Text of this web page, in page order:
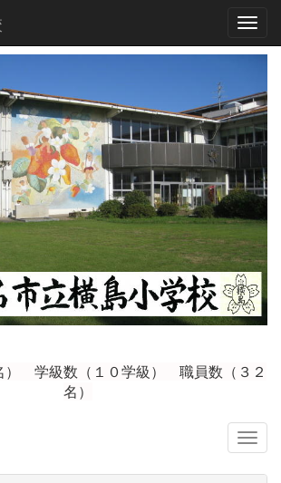
） 学級数（１０学級） 職員数（３２
名）